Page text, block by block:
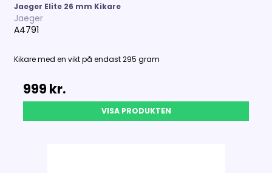
Jaeger Elite 26 mm Kikare
Jaeger
A4791
Kikare med en vikt på endast 295 gram
999 kr.
VISA PRODUKTEN